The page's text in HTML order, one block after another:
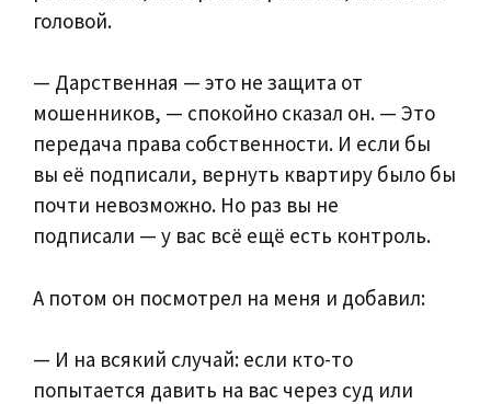
головой.
— Дарственная — это не защита от
мошенников, — спокойно сказал он. — Это
передача права собственности. И если бы
вы её подписали, вернуть квартиру было бы
почти невозможно. Но раз вы не
подписали — у вас всё ещё есть контроль.
А потом он посмотрел на меня и добавил:
— И на всякий случай: если кто-то
попытается давить на вас через суд или